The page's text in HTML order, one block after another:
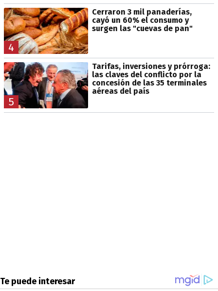
4
Cerraron 3 mil panaderías,
cayó un 60% el consumo y
surgen las "cuevas de pan"
5
Tarifas, inversiones y prórroga:
las claves del conflicto por la
concesión de las 35 terminales
aéreas del país